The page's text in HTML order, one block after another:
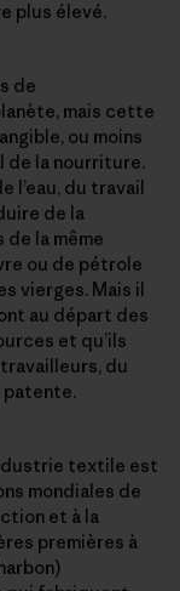
plus élevé.
de
mais cette
ou moins
de la nourriture.
l’eau, du travail
de la
la même
ou de pétrole
vierges. Mais il
au départ des
et qu’ils
du
textile est
mondiales de
et à la
premières à